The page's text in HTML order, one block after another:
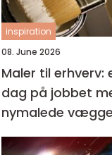
inspiration
08. June 2026
Maler til erhverv:
dag på jobbet
nymalede vægge